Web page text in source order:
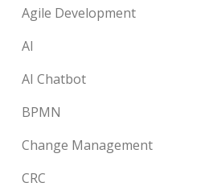
Agile Development
AI
AI Chatbot
BPMN
Change Management
CRC